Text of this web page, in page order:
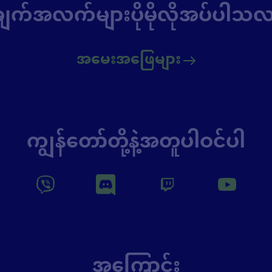
က်အလက်များပိုမိုလိုအပ်ပါသလ
အမေးအဖြေများ
ကျွန်တော်တို့နဲ့အတူပါဝင်ပါ